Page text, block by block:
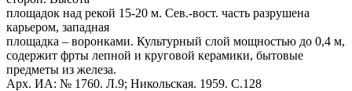
площадок над рекой 15-20 м. Сев.-вост. часть разрушена
карьером, западная
площадка – воронками. Культурный слой мощностью до 0,4 м,
содержит фрты лепной и круговой керамики, бытовые
предметы из железа.
Арх. ИА: № 1760. Л.9; Никольская. 1959. С.128